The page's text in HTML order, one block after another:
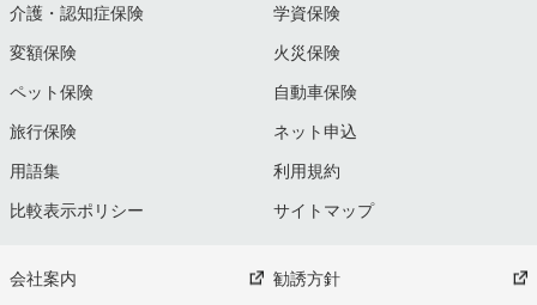
介護・認知症保険 学資保険
変額保険 火災保険
ペット保険 自動車保険
旅行保険 ネット申込
用語集 利用規約
比較表示ポリシー サイトマップ
会社案内 勧誘方針